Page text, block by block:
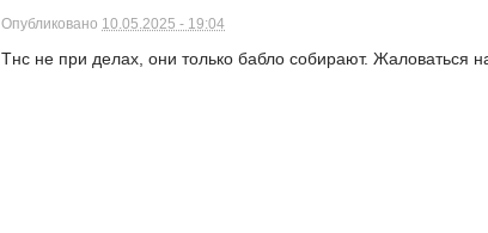
Опубликовано 10.05.2025 - 19:04
Тнс не при делах, они только бабло собирают. Жаловаться